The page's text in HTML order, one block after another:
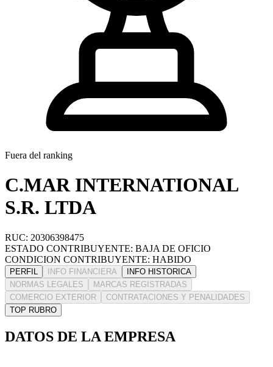
Fuera del ranking
C.MAR INTERNATIONAL
S.R. LTDA
RUC: 20306398475
ESTADO CONTRIBUYENTE: BAJA DE OFICIO
CONDICION CONTRIBUYENTE: HABIDO
PERFIL INFO FINANCIERA
INFO HISTORICA
NORMAS LEGALES
MARCAS REGISTRADAS
COMERCIO EXTERIOR
CONTRATACIONES Y PENALIDADES
TOP RUBRO
DATOS DE LA EMPRESA